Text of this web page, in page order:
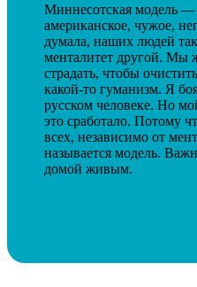
Миннесотская модель —
американское, чужое,
думала, наших людей
менталитет другой.
страдать, чтобы
какой-то гуманизм. Я
русском человеке. Но
это сработало. Потому
всех, независимо от
называется модель.
домой живым.